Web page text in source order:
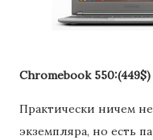
Chromebook 550:(449$)
Практически ничем
экземпляра, но есть